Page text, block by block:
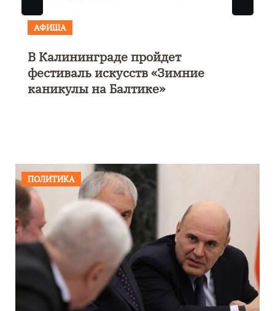
АФИША
В Калининграде пройдет
фестиваль искусств «Зимние
каникулы на Балтике»
ПОЛИТИКА